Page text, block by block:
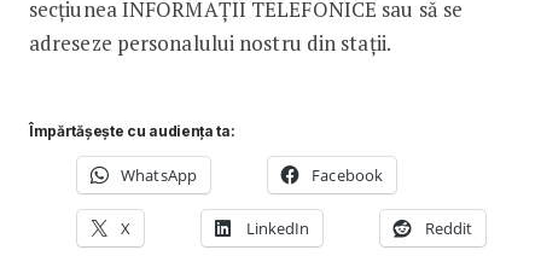
secțiunea INFORMAȚII TELEFONICE sau să se
adreseze personalului nostru din stații.
Împărtășește cu audiența ta:
WhatsApp Facebook
X LinkedIn Reddit